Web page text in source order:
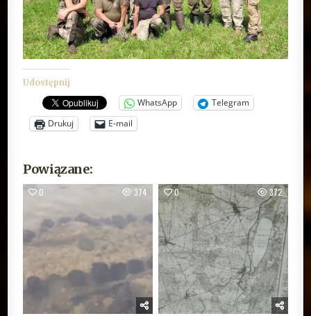
Udostępnij
WhatsApp
Telegram
Drukuj
E-mail
Powiązane:
0 374 0 372